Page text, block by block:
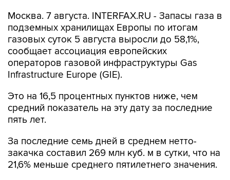
Москва. 7 августа. INTERFAX.RU - Запасы газа в
подземных хранилищах Европы по итогам
газовых суток 5 августа выросли до 58,1%,
сообщает ассоциация европейских
операторов газовой инфраструктуры Gas
Infrastructure Europe (GIE).
Это на 16,5 процентных пунктов ниже, чем
средний показатель на эту дату за последние
пять лет.
За последние семь дней в среднем нетто-
закачка составил 269 млн куб. м в сутки, что на
21,6% меньше среднего пятилетнего значения.